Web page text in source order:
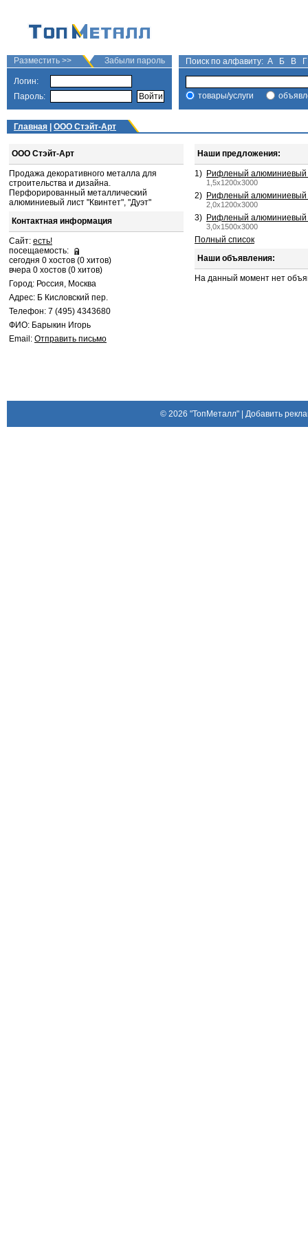
Разместить >> Забыли пароль
Логин:
Пароль:
Поиск по алфавиту: А Б В Г
товары/услуги
Главная ООО Стэйт-Арт
ООО Стэйт-Арт
Продажа декоративного металла для
строительства и дизайна.
Перфорированный металлический
алюминиевый лист "Квинтет", "Дуэт"
Контактная информация
Сайт: есть!
посещаемость:
сегодня 0 хостов (0 хитов)
вчера 0 хостов (0 хитов)
Город: Россия, Москва
Адрес: Б Кисловский пер.
Телефон: 7 (495) 4343680
ФИО: Барыкин Игорь
Email: Отправить письмо
Наши предложения:
1) Рифленый алюминиевый
1,5х1200х3000
2) Рифленый алюминиевый
2,0х1200х3000
3) Рифленый алюминиевый
3,0х1500х3000
Полный список
Наши объявления:
На данный момент нет
© 2026 "ТопМеталл"| Добавить